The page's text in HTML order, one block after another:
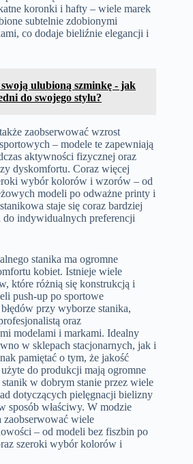
koronki i hafty – wiele marek
subtelnie zdobionymi
co dodaje bieliźnie elegancji i
ulubioną szminkę - jak
do swojego stylu?
zaobserwować wzrost
– modele te zapewniają
aktywności fizycznej oraz
dyskomfortu. Coraz więcej
wybór kolorów i wzorów – od
modeli po odważne printy i
staje się coraz bardziej
do indywidualnych preferencji
stanika ma ogromne
kobiet. Istnieje wiele
które różnią się konstrukcją i
push-up po sportowe
przy wyborze stanika,
oraz
modelami i markami. Idealny
w sklepach stacjonarnych, jak i
pamiętać o tym, że jakość
do produkcji mają ogromne
w dobrym stanie przez wiele
dotyczących pielęgnacji bielizny
sposób właściwy. W modzie
zaobserwować wiele
– od modeli bez fiszbin po
szeroki wybór kolorów i